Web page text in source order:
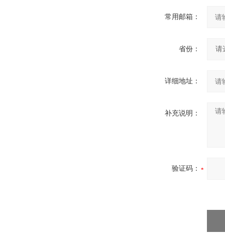
常用邮箱：
省份：
详细地址：
补充说明：
验证码：